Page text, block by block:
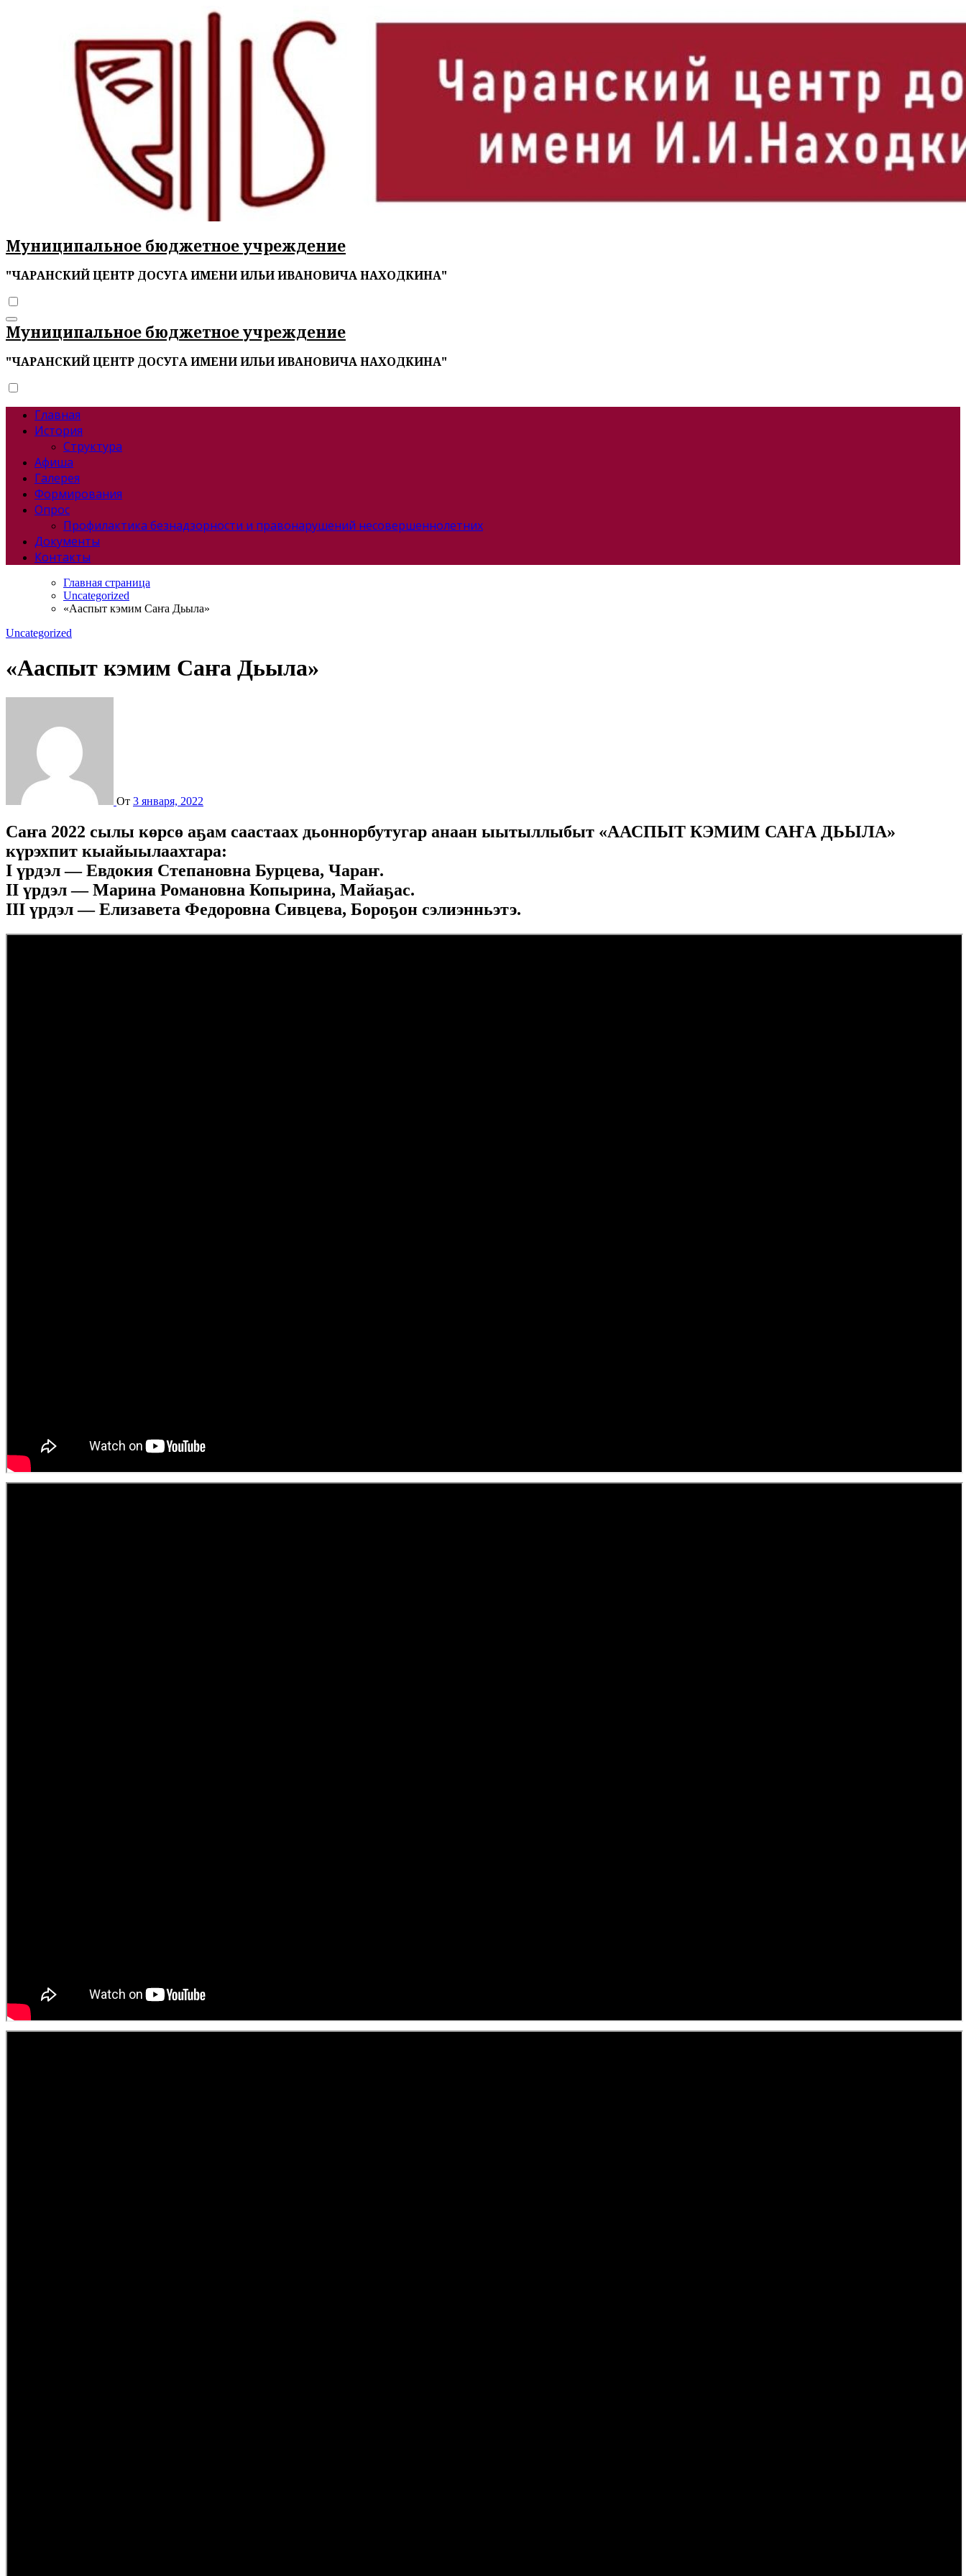
Муниципальное бюджетное учреждение
"ЧАРАНСКИЙ ЦЕНТР ДОСУГА ИМЕНИ ИЛЬИ ИВАНОВИЧА НАХОДКИНА"
Муниципальное бюджетное учреждение
"ЧАРАНСКИЙ ЦЕНТР ДОСУГА ИМЕНИ ИЛЬИ ИВАНОВИЧА НАХОДКИНА"
Главная
История
Структура
Афиша
Галерея
Формирования
Опрос
Профилактика безнадзорности и правонарушений несовершеннолетних
Документы
Контакты
Главная страница
Uncategorized
«Ааспыт кэмим Саҥа Дьыла»
Uncategorized
«Ааспыт кэмим Саҥа Дьыла»
От 3 января, 2022
Саҥа 2022 сылы көрсө аҕам саастаах дьоннорбутугар анаан ыытыллыбыт «ААСПЫТ КЭМИМ САҤА ДЬЫЛА»
күрэхпит кыайыылаахтара:
I үрдэл — Евдокия Степановна Бурцева, Чараҥ.
II үрдэл — Марина Романовна Копырина, Майаҕас.
III үрдэл — Елизавета Федоровна Сивцева, Бороҕон сэлиэнньэтэ.